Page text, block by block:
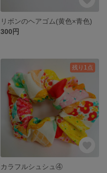
リボンのヘアゴム(黄色×青色)
300円
残り1点
カラフルシュシュ④